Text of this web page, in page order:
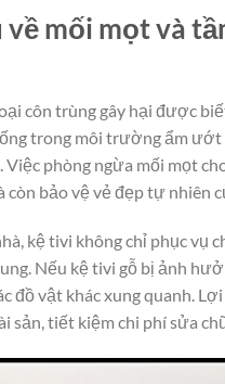
mối mọt và
côn trùng gây hại được
trong môi trường ẩm ướt
Việc phòng ngừa mối mọt
còn bảo vệ vẻ đẹp tự nhiên
kệ tivi không chỉ phục vụ
Nếu kệ tivi gỗ bị ảnh
đồ vật khác xung quanh.
sản, tiết kiệm chi phí sửa